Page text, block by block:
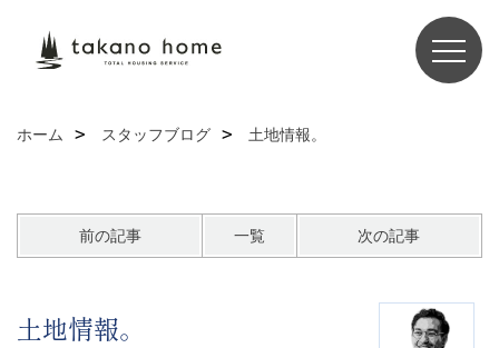
ホーム スタッフブログ 土地情報。
前の記事 一覧 次の記事
土地情報。